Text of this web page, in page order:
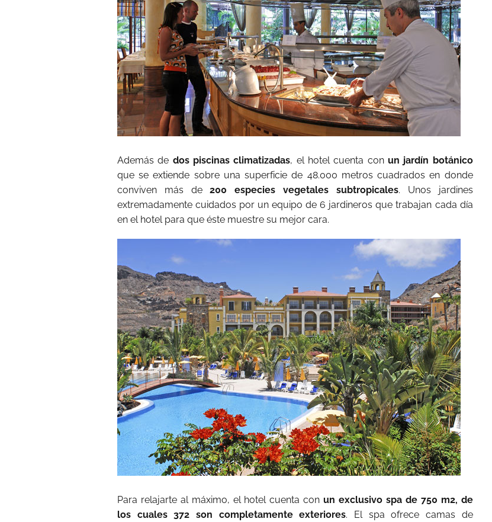
Además de dos piscinas climatizadas, el hotel cuenta conun jardín botánico
que se extiende sobre una superficie de 48.000 metros cuadrados en donde
conviven más de200 especies vegetales subtropicales. Unos jardines
extremadamente cuidados por un equipo de 6 jardineros que trabajan cada día
en el hotel para que éste muestre su mejor cara.
Para relajarte al máximo, el hotel cuenta conun exclusivo spa de 750 m2, de
los cuales 372 son completamente exteriores. El spa ofrece camas de